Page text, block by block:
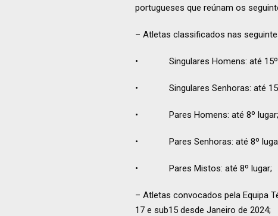
portugueses que reúnam os
– Atletas classificados nas
• Singulares Homens: até 15º
• Singulares Senhoras: até
• Pares Homens: até 8º lugar;
• Pares Senhoras: até 8º
• Pares Mistos: até 8º lugar;
– Atletas convocados pela Equipa
17 e sub15 desde Janeiro de 2024;